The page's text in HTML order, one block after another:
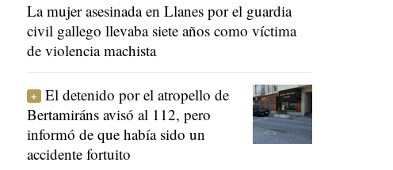
La mujer asesinada en Llanes por el guardia
civil gallego llevaba siete años como víctima
de violencia machista
El detenido por el atropello de
Bertamiráns avisó al 112, pero
informó de que había sido un
accidente fortuito